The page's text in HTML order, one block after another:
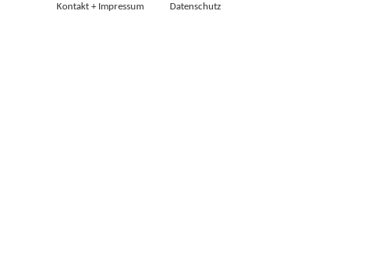
Kontakt + Impressum
Datenschutz